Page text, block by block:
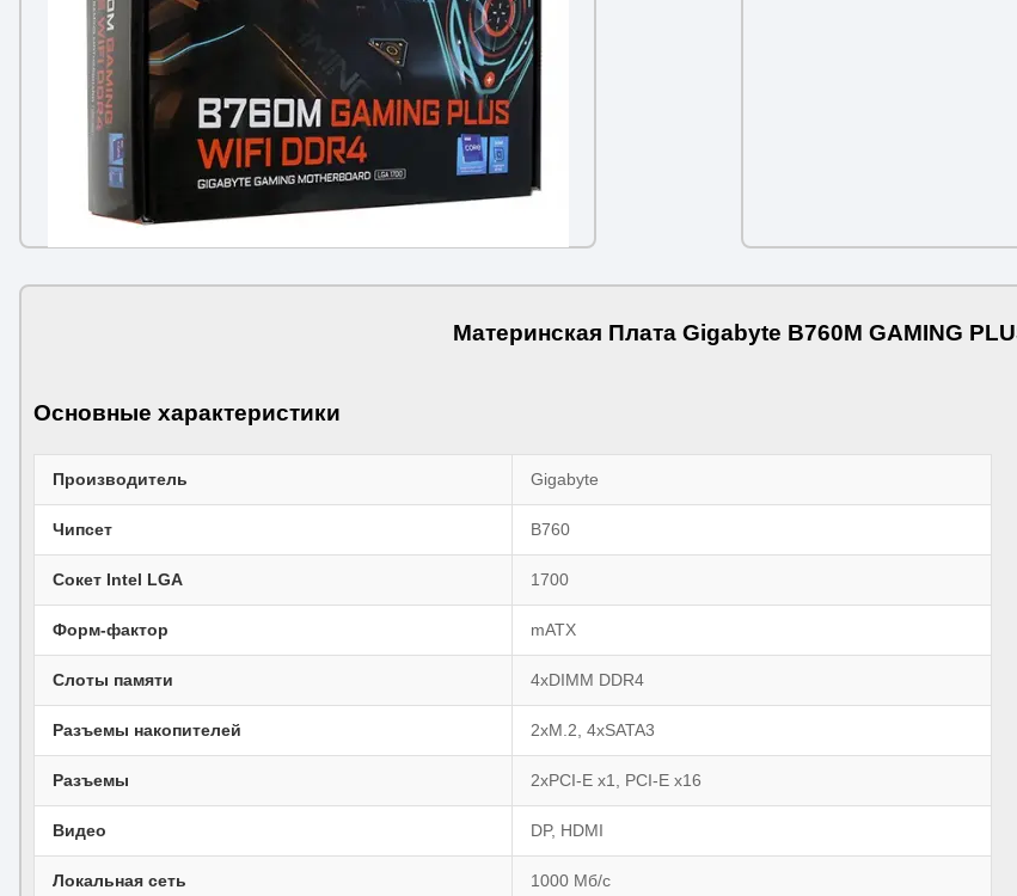
Материнская Плата Gigabyte B760M GAMING
Основные характеристики
Производитель Gigabyte
Чипсет B760
Сокет Intel LGA 1700
Форм-фактор mATX
Слоты памяти 4xDIMM DDR4
Разъемы накопителей 2xM.2, 4xSATA3
Разъемы 2xPCI-E x1, PCI-E x16
Видео DP, HDMI
Локальная сеть 1000 Мб/c